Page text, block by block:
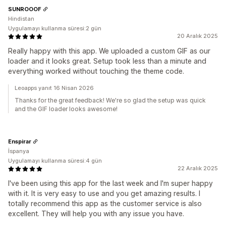
20 Aralık 2025
Really happy with this app. We uploaded a custom GIF as our
loader and it looks great. Setup took less than a minute and
everything worked without touching the theme code.
SUNROOOF
Hindistan
Uygulamayı kullanma süresi:2 gün
Leoapps yanıt 16 Nisan 2026
Thanks for the great feedback! We're so glad the setup was quick
and the GIF loader looks awesome!
22 Aralık 2025
I've been using this app for the last week and I'm super happy
with it. It is very easy to use and you get amazing results. I
totally recommend this app as the customer service is also
excellent. They will help you with any issue you have.
Enspirar
İspanya
Uygulamayı kullanma süresi:4 gün